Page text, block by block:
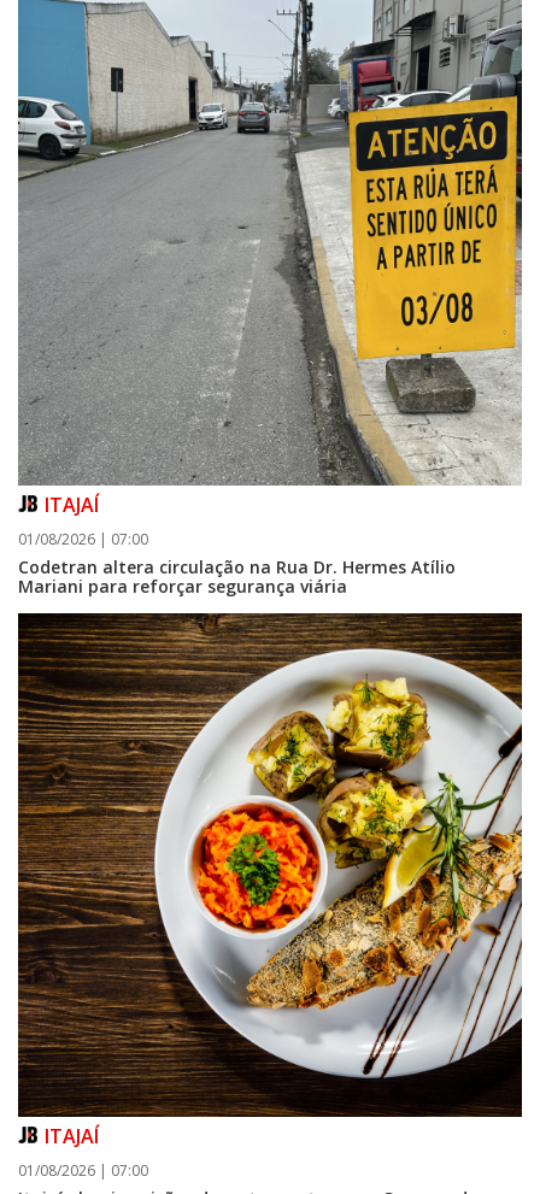
ITAJAÍ
01/08/2026 | 07:00
Codetran altera circulação na Rua Dr. Hermes Atílio
Mariani para reforçar segurança viária
ITAJAÍ
01/08/2026 | 07:00